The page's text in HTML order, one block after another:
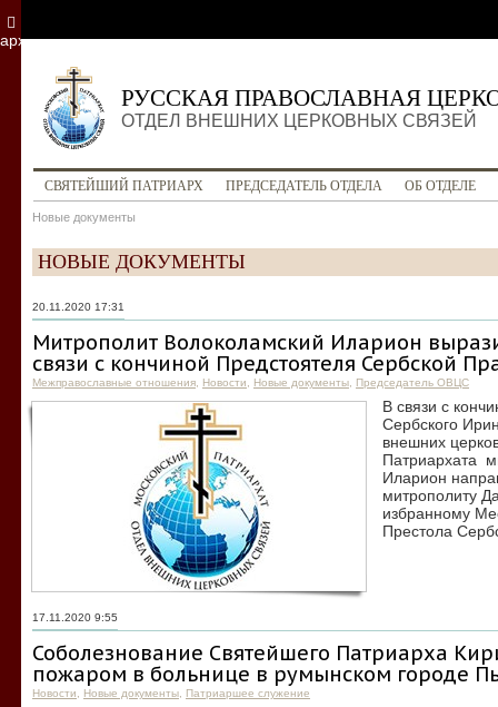
РУССКАЯ ПРАВОСЛАВНАЯ
ОТДЕЛ ВНЕШНИХ ЦЕРКОВНЫХ СВЯЗЕЙ
СВЯТЕЙШИЙ ПАТРИАРХ ПРЕДСЕДАТЕЛЬ ОТДЕЛА ОБ ОТДЕЛЕ
Новые документы
НОВЫЕ ДОКУМЕНТЫ
20.11.2020 17:31
Митрополит Волоколамский Иларион
связи с кончиной Предстоятеля Сербской
Межправославные отношения Новости Новые документы Председатель ОВЦС
В связи с
Сербского
внешних
Патриархата
Иларион
митрополиту
избранному
Престола
17.11.2020 9:55
Соболезнование Святейшего Патриарха
пожаром в больнице в румынском городе
Новости Новые документы Патриаршее служение
архив